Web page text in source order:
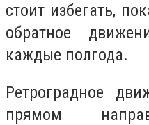
стоит избегать,
обратное
каждые полгода.
Ретроградное
прямом